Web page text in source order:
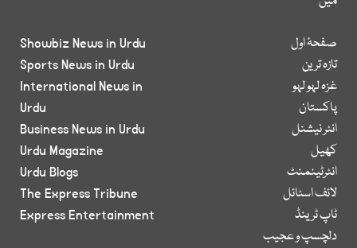
صفحۂ اول
تازہ ترین
غزہ لہو لہو
پاکستان
انٹر نیشنل
کھیل
انٹرٹینمنٹ
لائف اسٹائل
ٹاپ ٹرینڈ
دلچسپ و عجیب
Showbiz News in Urdu
Sports News in Urdu
International News in
Urdu
Business News in Urdu
Urdu Magazine
Urdu Blogs
The Express Tribune
Express Entertainment